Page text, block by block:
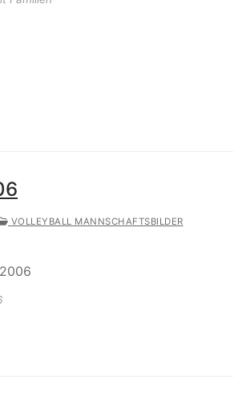
VOLLEYBALL MANNSCHAFTSBILDER